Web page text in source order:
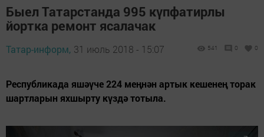
Быел Татарстанда 995 күпфатирлы
йортка ремонт ясалачак
Татар-информ, 31 июль 2018 - 15:07 541 0 0
Республикада яшәүче 224 меңнән артык кешенең торак
шартларын яхшырту күздә тотыла.